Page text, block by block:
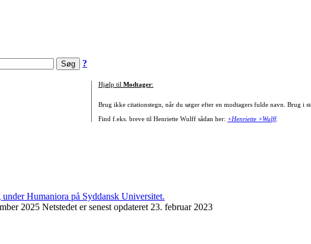
?
Hjælp til Modtager:
Brug ikke citationstegn, når du søger efter en modtagers fulde navn. Brug i
Find f.eks. breve til Henriette Wulff sådan her: +Henriette +Wulff.
2025 Netstedet er senest opdateret 23. februar 2023